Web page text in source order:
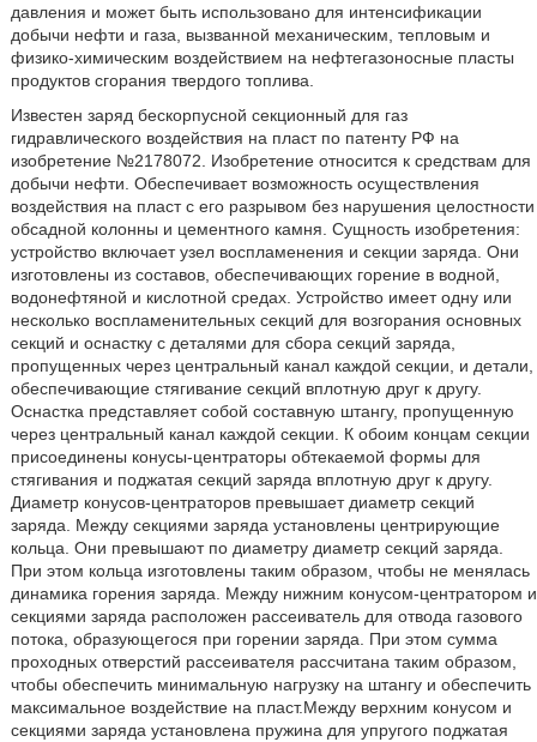
давления и может быть использовано для интенсификации
добычи нефти и газа, вызванной механическим, тепловым и
физико-химическим воздействием на нефтегазоносные пласты
продуктов сгорания твердого топлива.
Известен заряд бескорпусной секционный для газ
гидравлического воздействия на пласт по патенту РФ на
изобретение №2178072. Изобретение относится к средствам для
добычи нефти. Обеспечивает возможность осуществления
воздействия на пласт с его разрывом без нарушения целостности
обсадной колонны и цементного камня. Сущность изобретения:
устройство включает узел воспламенения и секции заряда. Они
изготовлены из составов, обеспечивающих горение в водной,
водонефтяной и кислотной средах. Устройство имеет одну или
несколько воспламенительных секций для возгорания основных
секций и оснастку с деталями для сбора секций заряда,
пропущенных через центральный канал каждой секции, и детали,
обеспечивающие стягивание секций вплотную друг к другу.
Оснастка представляет собой составную штангу, пропущенную
через центральный канал каждой секции. К обоим концам секции
присоединены конусы-центраторы обтекаемой формы для
стягивания и поджатая секций заряда вплотную друг к другу.
Диаметр конусов-центраторов превышает диаметр секций
заряда. Между секциями заряда установлены центрирующие
кольца. Они превышают по диаметру диаметр секций заряда.
При этом кольца изготовлены таким образом, чтобы не менялась
динамика горения заряда. Между нижним конусом-центратором и
секциями заряда расположен рассеиватель для отвода газового
потока, образующегося при горении заряда. При этом сумма
проходных отверстий рассеивателя рассчитана таким образом,
чтобы обеспечить минимальную нагрузку на штангу и обеспечить
максимальное воздействие на пласт.Между верхним конусом и
секциями заряда установлена пружина для упругого поджатая